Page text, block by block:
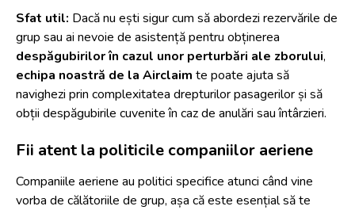
Sfat util: Dacă nu ești sigur cum să abordezi rezervările de
grup sau ai nevoie de asistență pentru obținerea
despăgubirilor în cazul unor perturbări ale zborului,
echipa noastră de la Airclaim te poate ajuta să
navighezi prin complexitatea drepturilor pasagerilor și să
obții despăgubirile cuvenite în caz de anulări sau întârzieri.
Fii atent la politicile companiilor aeriene
Companiile aeriene au politici specifice atunci când vine
vorba de călătoriile de grup, așa că este esențial să te